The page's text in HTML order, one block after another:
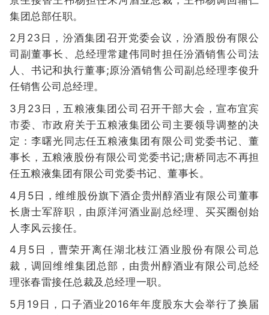
集团总部任职。
2月23日，汾酒集团召开党委会议，汾酒股份有限公
司副董事长、总经理常建伟同时担任汾酒销售公司法
人、书记和执行董事;原汾酒销售公司副总经理李俊升
任销售公司总经理。
3月23日，五粮液集团公司召开干部大会，宣布宜宾
市委、市政府关于五粮液集团公司主要领导调整的决
定：李曙光同志任五粮液集团有限公司党委书记、董
事长，五粮液股份有限公司党委书记;唐桥同志不再担
任五粮液集团有限公司党委书记、董事长。
4月5日，维维股份旗下酒企贵州醇酒业有限公司董事
长唐士军辞职，由原洋河酒业副总经理、买买圈创始
人李风云接任。
4月5日，曹荣开离任湖北枝江酒业股份有限公司总
裁，调回维维集团总部，由贵州醇酒业有限公司总经
理张春雷接任总裁及总经理一职。
5月19日，口子酒业2016年年度股东大会举行了换届